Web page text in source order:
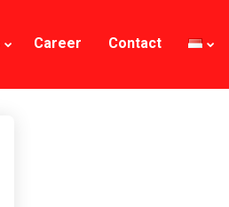
Career Contact